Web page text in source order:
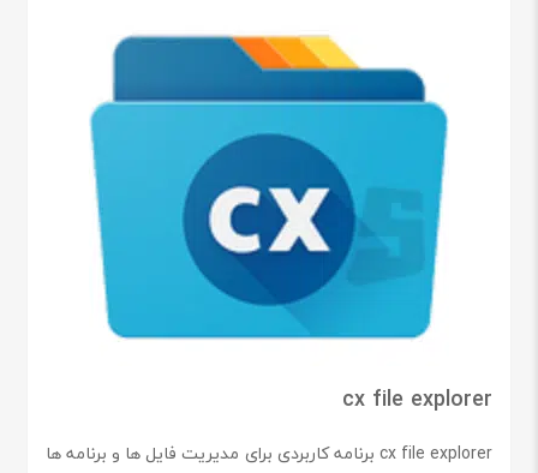
cx file explorer
cx file explorer برنامه کاربردی برای مدیریت فایل ها و برنامه ها